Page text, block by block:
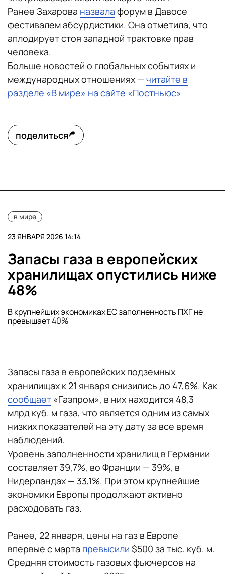
Ранее Захарова назвала форум в Давосе
фестивалем абсурдистики. Она отметила, что
аплодирует стоя западной трактовке прав
человека.
Больше новостей о глобальных событиях и
международных отношениях — читайте в
разделе «В мире» на сайте «Постньюс»
поделиться
в мире
23 ЯНВАРЯ 2026 14:14
Запасы газа в европейских
хранилищах опустились ниже
48%
В крупнейших экономиках ЕС заполненность ПХГ не
превышает 40%
Запасы газа в европейских подземных
хранилищах к 21 января снизились до 47,6%. Как
сообщает «Газпром», в них находится 48,3
млрд куб. м газа, что является одним из самых
низких показателей на эту дату за все время
наблюдений.
Уровень заполненности хранилищ в Германии
составляет 39,7%, во Франции — 39%, в
Нидерландах — 33,1%. При этом крупнейшие
экономики Европы продолжают активно
расходовать газ.
Ранее, 22 января, цены на газ в Европе
впервые с марта превысили $500 за тыс. куб. м.
Средняя стоимость газовых фьючерсов на